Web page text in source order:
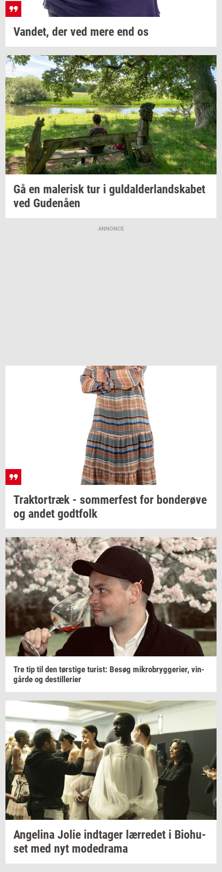
Van­det, der ved mere end os
Gå en ma­le­risktur i gul­dal­der­land­ska­bet
ved Gu­denå­en
ANNONCE
Trak­tor­træk- som­mer­fest for bon­de­rø­ve
og andet godt­folk
Tre tip til den tørsti­ge turist: Besøg mi­kro­bryg­ge­ri­er, vin­
går­de og destil­le­ri­er
An­ge­li­na Jolie ind­ta­ger lær­re­det i Bio­hu­
set med nyt mo­de­d­ra­ma